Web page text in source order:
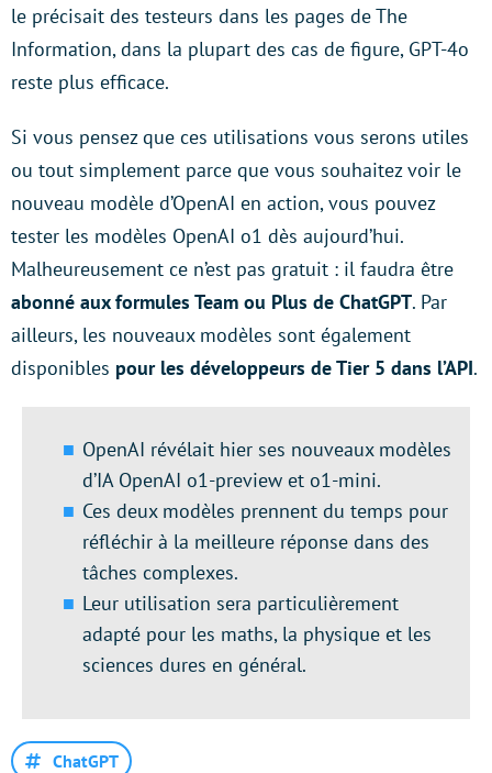
le précisait des testeurs dans les pages de The
Information, dans la plupart des cas de figure, GPT-4o
reste plus efficace.
Si vous pensez que ces utilisations vous serons utiles
ou tout simplement parce que vous souhaitez voir le
nouveau modèle d’OpenAI en action, vous pouvez
tester les modèles OpenAI o1 dès aujourd’hui.
Malheureusement ce n’est pas gratuit : il faudra être
abonné aux formules Team ou Plus de ChatGPT. Par
ailleurs, les nouveaux modèles sont également
disponibles pour les développeurs de Tier 5 dans l’API.
OpenAI révélait hier ses nouveaux modèles
d’IA OpenAI o1-preview et o1-mini.
Ces deux modèles prennent du temps pour
réfléchir à la meilleure réponse dans des
tâches complexes.
Leur utilisation sera particulièrement
adapté pour les maths, la physique et les
sciences dures en général.
ChatGPT